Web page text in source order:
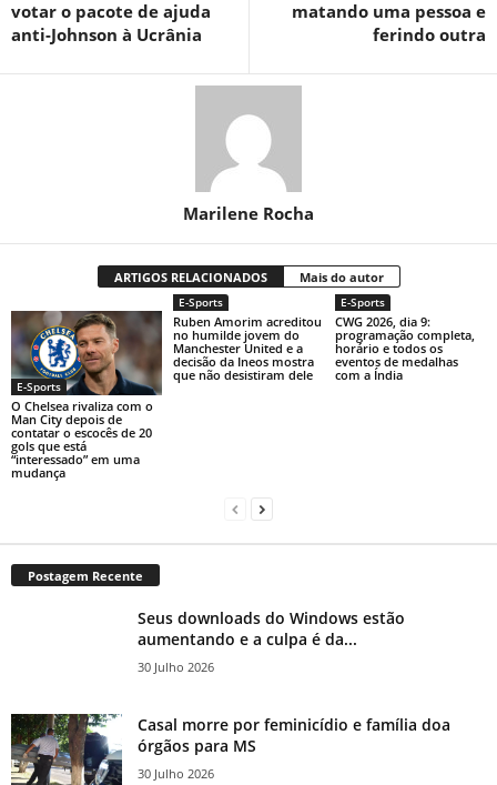
votar o pacote de ajuda
anti-Johnson à Ucrânia
matando uma pessoa e
ferindo outra
Marilene Rocha
ARTIGOS RELACIONADOS Mais do autor
E-Sports
O Chelsea rivaliza com o
Man City depois de
contatar o escocês de 20
gols que está
“interessado” em uma
mudança
E-Sports
Ruben Amorim acreditou
no humilde jovem do
Manchester United e a
decisão da Ineos mostra
que não desistiram dele
E-Sports
CWG 2026, dia 9:
programação completa,
horário e todos os
eventos de medalhas
com a Índia
Postagem Recente
Seus downloads do Windows estão
aumentando e a culpa é da...
30 Julho 2026
Casal morre por feminicídio e família doa
órgãos para MS
30 Julho 2026